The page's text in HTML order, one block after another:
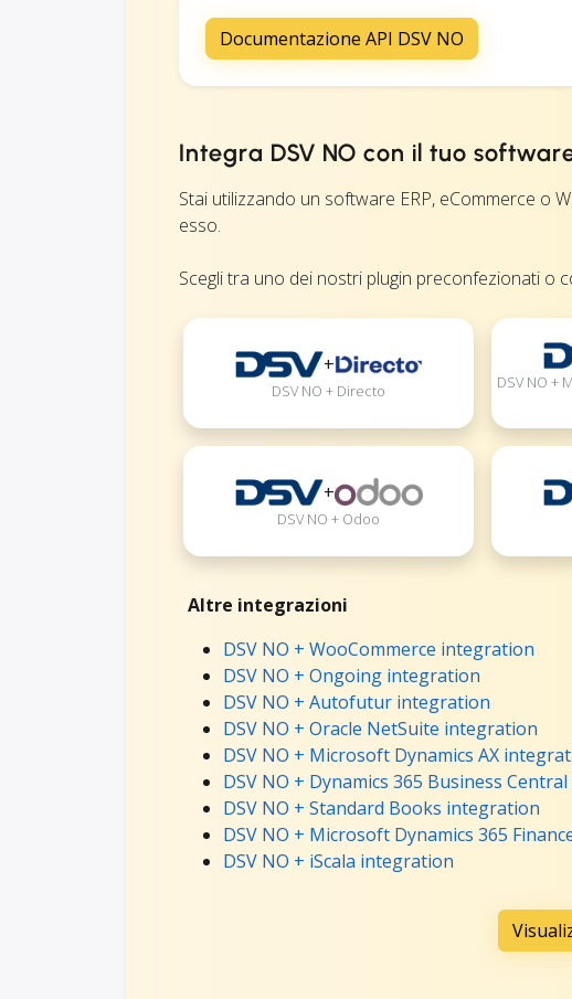
Documentazione API DSV NO
Integra DSV NO con il tuo
Stai utilizzando un software ERP, eCommerce o
esso.
Scegli tra uno dei nostri plugin preconfezionati o
+
DSV NO + Directo
DSV NO +
+
DSV NO + Odoo
Altre integrazioni
DSV NO + WooCommerce integration
DSV NO + Ongoing integration
DSV NO + Autofutur integration
DSV NO + Oracle NetSuite integration
DSV NO + Microsoft Dynamics AX
DSV NO + Dynamics 365 Business
DSV NO + Standard Books integration
DSV NO + Microsoft Dynamics 365
DSV NO + iScala integration